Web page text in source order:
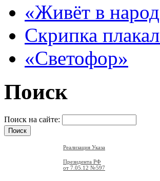
«Живёт в
Скрипка
«Светофор»
Поиск
Поиск на сайте:
Реализация Указа
Президента РФ
от 7.05.12 №597